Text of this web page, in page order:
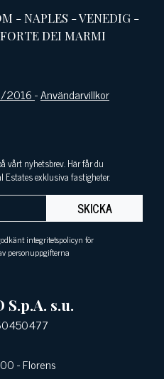
-NAPLES -VENEDIG -
FORTE DEI MARMI
2016-Användarvillkor
vårt nyhetsbrev. Här får du
Estates exklusiva fastigheter.
SKICKA
integritetspolicyn för
personuppgifterna
S.p.A. s.u.
- Florens